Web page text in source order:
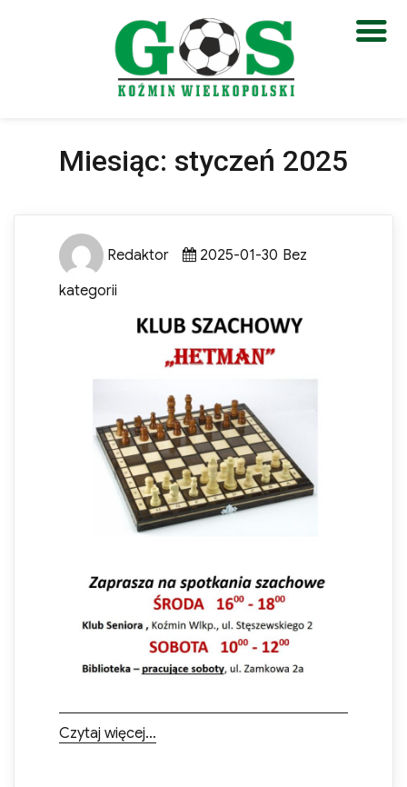
Otwórz pasek narzędzi
Miesiąc: styczeń 2025
Author
Redaktor
Posted
2025-01-30
Categories
Bez
kategorii
Czytaj więcej…„”